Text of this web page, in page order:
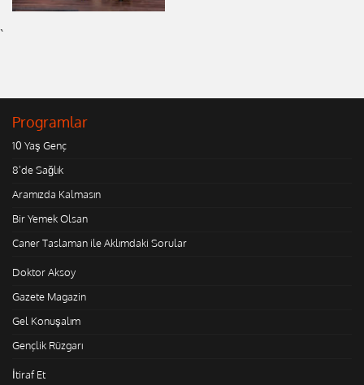
`
Programlar
10 Yaş Genç
8'de Sağlık
Aramızda Kalmasın
Bir Yemek Olsan
Caner Taslaman ile Aklımdaki Sorular
Doktor Aksoy
Gazete Magazin
Gel Konuşalım
Gençlik Rüzgarı
İtiraf Et